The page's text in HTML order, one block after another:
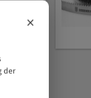
×
der